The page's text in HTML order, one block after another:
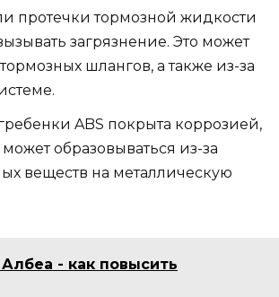
протечки тормозной жидкости
загрязнение. Это может
шлангов, а также из-за
ABS покрыта коррозией,
образовываться из-за
веществ на металлическую
- как повысить